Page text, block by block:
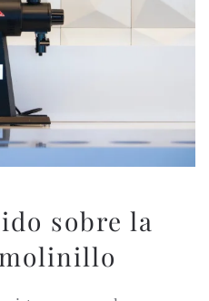
sobre la